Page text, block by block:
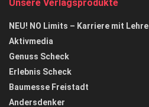
Unsere Verlagsprodukte
NEU! NO Limits – Karriere mit Lehre
Aktivmedia
Genuss Scheck
Erlebnis Scheck
Baumesse Freistadt
Andersdenker